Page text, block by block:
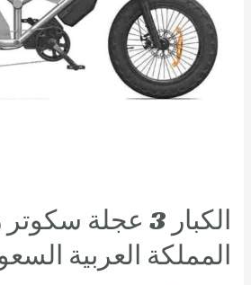
الكبار 3 عجلة
المملكة العربية